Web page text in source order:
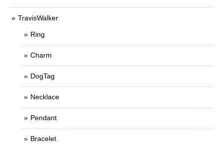
TravisWalker
Ring
Charm
DogTag
Necklace
Pendant
Bracelet